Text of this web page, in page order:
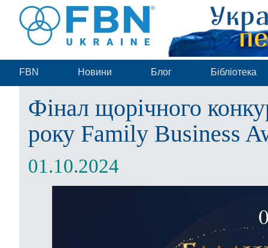
FBN Новини Блог Бібліотека
Фінал щорічного
року Family Business
01.10.2024